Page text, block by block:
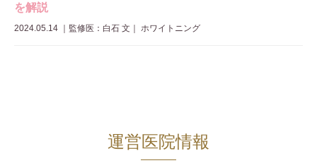
を解説
2024.05.14 監修医：白石 文 ｜ ホワイトニング
運営医院情報